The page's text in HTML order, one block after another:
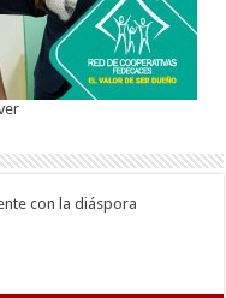
con la diáspora